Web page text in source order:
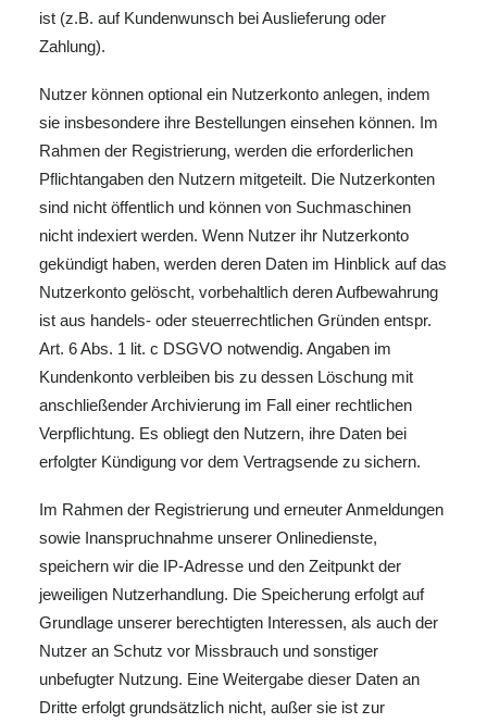
ist (z.B. auf Kundenwunsch bei Auslieferung oder
Zahlung).
Nutzer können optional ein Nutzerkonto anlegen, indem
sie insbesondere ihre Bestellungen einsehen können. Im
Rahmen der Registrierung, werden die erforderlichen
Pflichtangaben den Nutzern mitgeteilt. Die Nutzerkonten
sind nicht öffentlich und können von Suchmaschinen
nicht indexiert werden. Wenn Nutzer ihr Nutzerkonto
gekündigt haben, werden deren Daten im Hinblick auf das
Nutzerkonto gelöscht, vorbehaltlich deren Aufbewahrung
ist aus handels- oder steuerrechtlichen Gründen entspr.
Art. 6 Abs. 1 lit. c DSGVO notwendig. Angaben im
Kundenkonto verbleiben bis zu dessen Löschung mit
anschließender Archivierung im Fall einer rechtlichen
Verpflichtung. Es obliegt den Nutzern, ihre Daten bei
erfolgter Kündigung vor dem Vertragsende zu sichern.
Im Rahmen der Registrierung und erneuter Anmeldungen
sowie Inanspruchnahme unserer Onlinedienste,
speichern wir die IP-Adresse und den Zeitpunkt der
jeweiligen Nutzerhandlung. Die Speicherung erfolgt auf
Grundlage unserer berechtigten Interessen, als auch der
Nutzer an Schutz vor Missbrauch und sonstiger
unbefugter Nutzung. Eine Weitergabe dieser Daten an
Dritte erfolgt grundsätzlich nicht, außer sie ist zur